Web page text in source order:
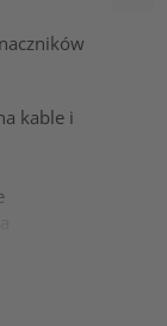
kable i